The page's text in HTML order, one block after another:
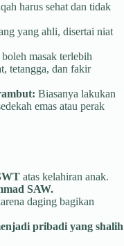
harus sehat dan tidak
yang ahli, disertai niat
masak terlebih
tetangga, dan fakir
Biasanya lakukan
emas atau perak
atas kelahiran anak.
SAW.
daging bagikan
pribadi yang shalih